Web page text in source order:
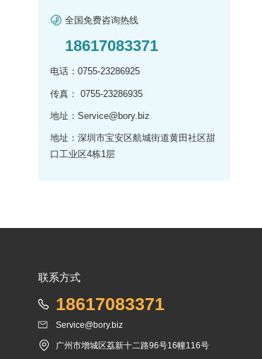
全国免费咨询热线
18617083371
电话：0755-23286925
传真： 0755-23286935
地址：Service@bory.biz
地址：深圳市宝安区航城街道黄田社区甜
口工业区4栋1层
联系方式
18617083371
Service@bory.biz
广州市增城区荔新十二路96号16幢116号